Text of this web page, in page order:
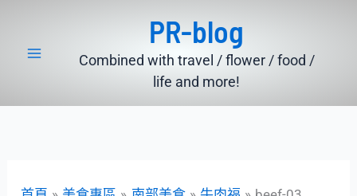
PR-blog
Combined with travel / flower / food /
life and more!